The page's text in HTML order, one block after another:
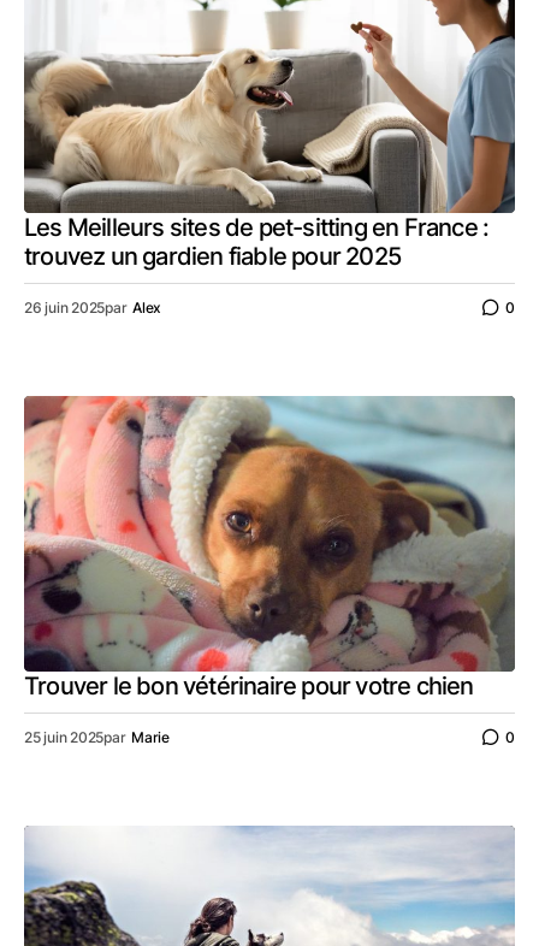
Les Meilleurs sites de pet-sitting en France :
trouvez un gardien fiable pour 2025
26 juin 2025par Alex 0
Trouver le bon vétérinaire pour votre chien
25 juin 2025par Marie 0